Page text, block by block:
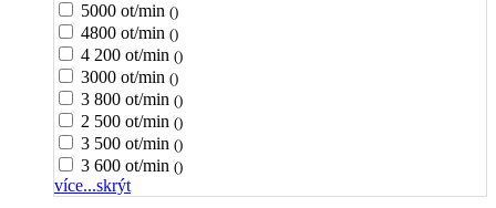
5000 ot/min ()
4800 ot/min ()
4 200 ot/min ()
3000 ot/min ()
3 800 ot/min ()
2 500 ot/min ()
3 500 ot/min ()
3 600 ot/min ()
více...skrýt